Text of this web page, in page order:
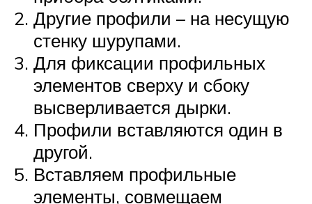
Другие профили – на несущую
стенку шурупами.
Для фиксации профильных
элементов сверху и сбоку
высверливается дырки.
Профили вставляются один в
другой.
Вставляем профильные
элементы, совмещаем